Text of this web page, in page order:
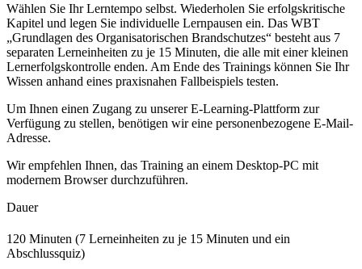
Wählen Sie Ihr Lerntempo selbst. Wiederholen Sie erfolgskritische
Kapitel und legen Sie individuelle Lernpausen ein. Das WBT
„Grundlagen des Organisatorischen Brandschutzes“ besteht aus 7
separaten Lerneinheiten zu je 15 Minuten, die alle mit einer kleinen
Lernerfolgskontrolle enden. Am Ende des Trainings können Sie Ihr
Wissen anhand eines praxisnahen Fallbeispiels testen.
Um Ihnen einen Zugang zu unserer E-Learning-Plattform zur
Verfügung zu stellen, benötigen wir eine personenbezogene E-Mail-
Adresse.
Wir empfehlen Ihnen, das Training an einem Desktop-PC mit
modernem Browser durchzuführen.
Dauer
120 Minuten (7 Lerneinheiten zu je 15 Minuten und ein
Abschlussquiz)